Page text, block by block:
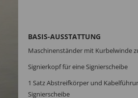
BASIS-AUSSTATTUNG
Maschinenständer mit Kurbelwinde
Signierkopf für eine Signierscheibe
1 Satz Abstreifkörper und
Signierscheibe